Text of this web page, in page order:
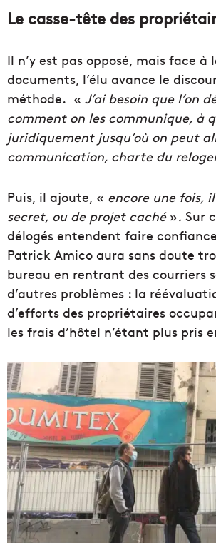
Le casse-tête des
Il n’y est pas opposé, mais face à
documents, l’élu avance le
méthode. « J’ai besoin que l’on
comment on les communique, à
juridiquement jusqu’où on peut
communication, charte du
Puis, il ajoute, « encore une fois,
secret, ou de projet caché ». Sur
délogés entendent faire
Patrick Amico aura sans doute
bureau en rentrant des courriers
d’autres problèmes : la
d’efforts des propriétaires
les frais d’hôtel n’étant plus pris